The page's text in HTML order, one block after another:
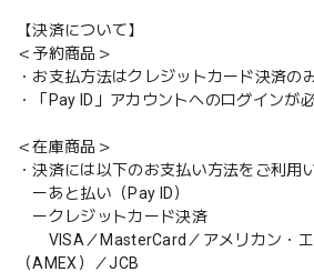
【決済について】
＜予約商品＞
・お支払方法はクレジットカード決済の
・「Pay ID」アカウントへのログインが
＜在庫商品＞
・決済には以下のお支払い方法をご利用
ーあと払い（Pay ID）
ークレジットカード決済
VISA／MasterCard／アメリカン・エ
（AMEX）／JCB